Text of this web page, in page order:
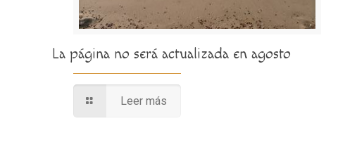
La página no será actualizada en agosto
Leer más